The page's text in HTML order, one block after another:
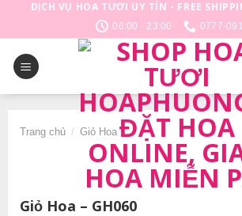
DỊCH VỤ HOA TƯƠI UY TÍN - FREE
06:00 - 23:00 0777-
Trang chủ / Giỏ Hoa
Giỏ Hoa – GH060